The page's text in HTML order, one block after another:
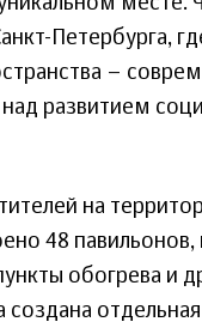
Петербурга,
–
развитием
на
48
обогрева и
создана